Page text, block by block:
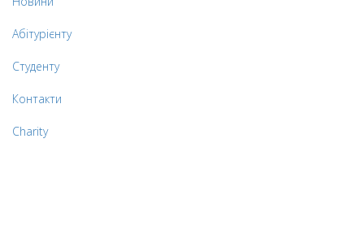
Абітурієнту
Студенту
Контакти
Charity